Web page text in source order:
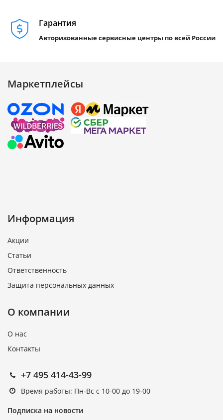
Гарантия
Авторизованные сервисные центры по всей России
Маркетплейсы
Информация
Акции
Статьи
Ответственность
Защита персональных данных
О компании
О нас
Контакты
+7 495 414-43-99
Время работы: Пн-Вс с 10-00 до 19-00
Подписка на новости